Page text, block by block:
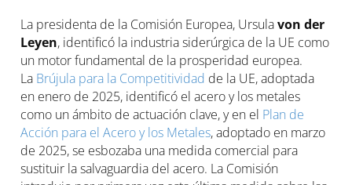
La presidenta de la Comisión Europea, Ursulavon der
Leyen, identificó la industria siderúrgica de la UE como
un motor fundamental de la prosperidad europea.
La Brújula para la Competitividad de la UE, adoptada
en enero de 2025, identificó el acero y los metales
como un ámbito de actuación clave, y en el Plan de
Acción para el Acero y los Metales, adoptado en marzo
de 2025, se esbozaba una medida comercial para
sustituir la salvaguardia del acero. La Comisión